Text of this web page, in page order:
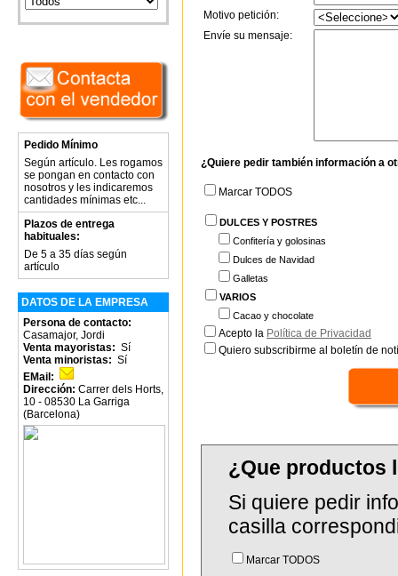
Pedido Mínimo
Según artículo. Les rogamos
se pongan en contacto con
nosotros y les indicaremos
cantidades mínimas etc...
Plazos de entrega
habituales:
De 5 a 35 días según
artículo
DATOS DE LA EMPRESA
Persona de contacto:
Casamajor, Jordi
Venta mayoristas: Sí
Venta minoristas: Sí
EMail:
Dirección: Carrer dels Horts,
10 - 08530 La Garriga
(Barcelona)
Motivo petición:
Envíe su mensaje:
¿Quiere pedir también información a
Marcar TODOS
DULCES Y POSTRES
Confitería y golosinas
Dulces de Navidad
Galletas
VARIOS
Cacao y chocolate
Acepto la Política de Privacidad
Quiero subscribirme al boletín de
¿Que productos
Si quiere pedir
casilla
Marcar TODOS